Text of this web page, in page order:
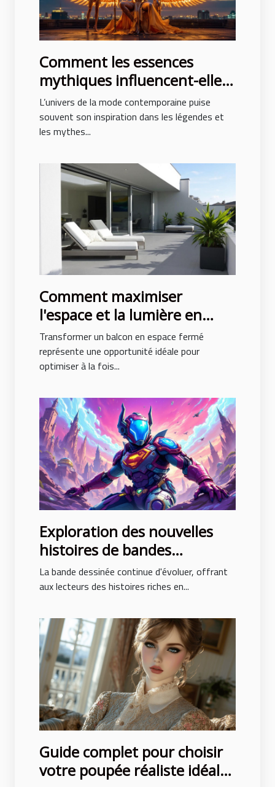
Comment les essences
mythiques influencent-elles
la mode contemporaine ?
L’univers de la mode contemporaine puise
souvent son inspiration dans les légendes et
les mythes...
Comment maximiser
l'espace et la lumière en
fermant un balcon ?
Transformer un balcon en espace fermé
représente une opportunité idéale pour
optimiser à la fois...
Exploration des nouvelles
histoires de bandes
dessinées avec des intrigues
surprenantes
La bande dessinée continue d'évoluer, offrant
aux lecteurs des histoires riches en...
Guide complet pour choisir
votre poupée réaliste idéale